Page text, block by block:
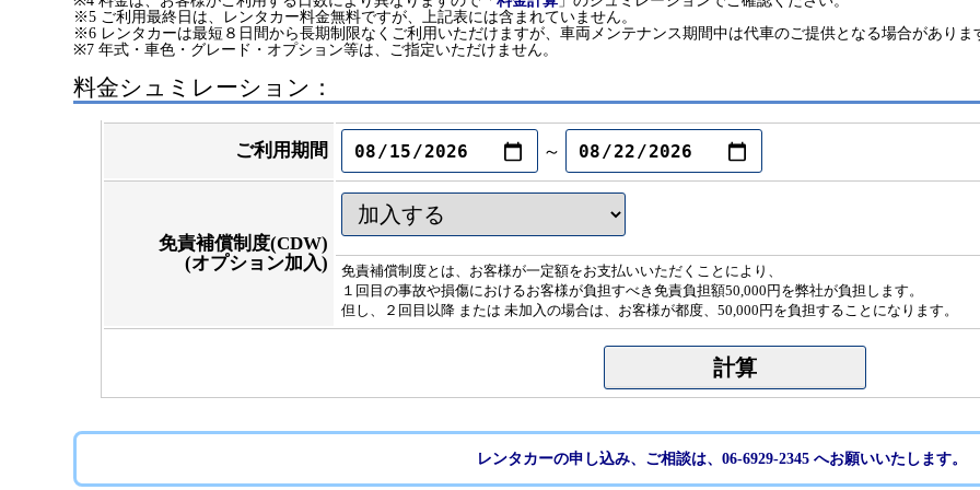
※5 ご利用最終日は、レンタカー料金無料ですが、上記表には含まれていません。
※6 レンタカーは最短８日間から長期制限なくご利用いただけますが、車両メンテナンス期間中は代車のご提供となる場合がありま
※7 年式・車色・グレード・オプション等は、ご指定いただけません。
料金シュミレーション：
ご利用期間 ～
免責補償制度(CDW)
(オプション加入)
免責補償制度とは、お客様が一定額をお支払いいただくことにより、
１回目の事故や損傷におけるお客様が負担すべき免責負担額50,000円を弊社が負担します。
但し、２回目以降 または 未加入の場合は、お客様が都度、50,000円を負担することになります。
レンタカーの申し込み、ご相談は、06-6929-2345 へお願いいたします。